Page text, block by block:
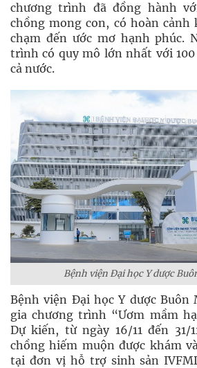
chương trình đã đồng hành
chồng mong con, có hoàn cảnh
chạm đến ước mơ hạnh phúc.
trình có quy mô lớn nhất với
cả nước.
Bệnh viện Đại học Y dược
Bệnh viện Đại học Y dược Buôn
gia chương trình “Ươm mầm
Dự kiến, từ ngày 16/11 đến 31/
chồng hiếm muộn được khám
tại đơn vị hỗ trợ sinh sản